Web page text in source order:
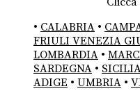
• CALABRIA •
FRIULI VENEZIA
LOMBARDIA •
SARDEGNA •
ADIGE • UMBRIA •